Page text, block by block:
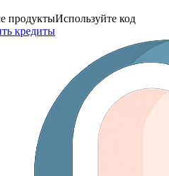
продуктыИспользуйте код
кредиты